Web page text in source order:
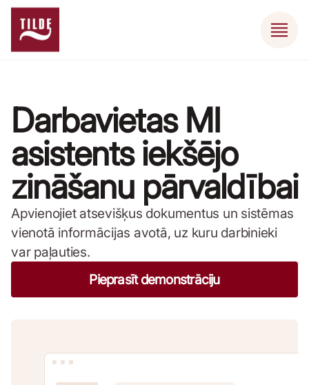
Darbavietas MI
asistents iekšējo
zināšanu pārvaldībai
Apvienojiet atsevišķus dokumentus un sistēmas
vienotā informācijas avotā, uz kuru darbinieki
var paļauties.
Pieprasīt demonstrāciju